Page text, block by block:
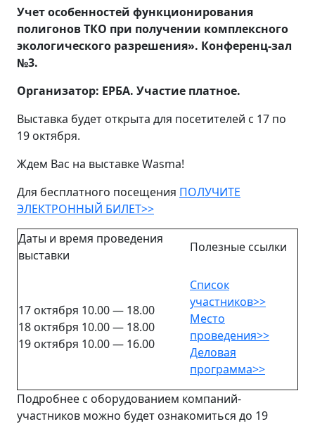
Учет особенностей функционирования
полигонов ТКО при получении комплексного
экологического разрешения». Конференц-зал
№3.
Организатор: EРБА. Участие платное.
Выставка будет открыта для посетителей с 17 по
19 октября.
Ждем Вас на выставке Wasma!
Для бесплатного посещения ПОЛУЧИТЕ
ЭЛЕКТРОННЫЙ БИЛЕТ>>
Даты и время проведения
выставки
Полезные ссылки
17 октября 10.00 — 18.00
18 октября 10.00 — 18.00
19 октября 10.00 — 16.00
Список
участников>>
Место
проведения>>
Деловая
программа>>
Подробнее с оборудованием компаний-
участников можно будет ознакомиться до 19